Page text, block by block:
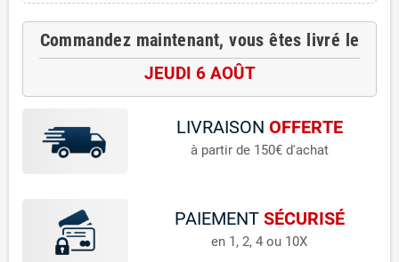
Commandez maintenant, vous êtes livré le
JEUDI 6 AOÛT
LIVRAISON OFFERTE
à partir de 150€ d'achat
PAIEMENT SÉCURISÉ
en 1, 2, 4 ou 10X